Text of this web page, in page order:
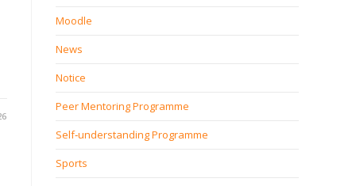
Moodle
News
Notice
Peer Mentoring Programme
Self‐understanding Programme
Sports